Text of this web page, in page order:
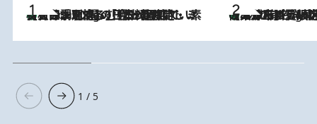
2 Hours Ago
【大分・別府】「今一番おいしい食材を調理する」1日2組限定・ミシュラン2ツ星の日本料理店で、素材と四季を愉しむ極上の時間 2 Hours Ago
《みずみずしい桃が丸ごと》東京の“あの有名洋菓子シェフ”の下で修業したパティシエが腕を振るう、珠玉の夏限定パフェを堪能！【大分市】
1 / 5